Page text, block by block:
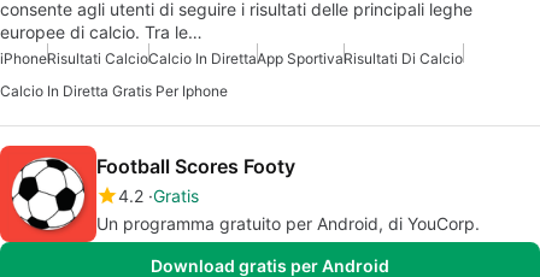
consente agli utenti di seguire i risultati delle principali leghe
europee di calcio. Tra le…
iPhoneRisultati CalcioCalcio In DirettaApp SportivaRisultati Di Calcio
Calcio In Diretta Gratis Per Iphone
Football Scores Footy
4.2 Gratis
Un programma gratuito per Android, di YouCorp.
Download gratis per Android